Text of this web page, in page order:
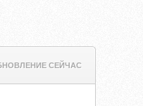
СЕЙЧАС